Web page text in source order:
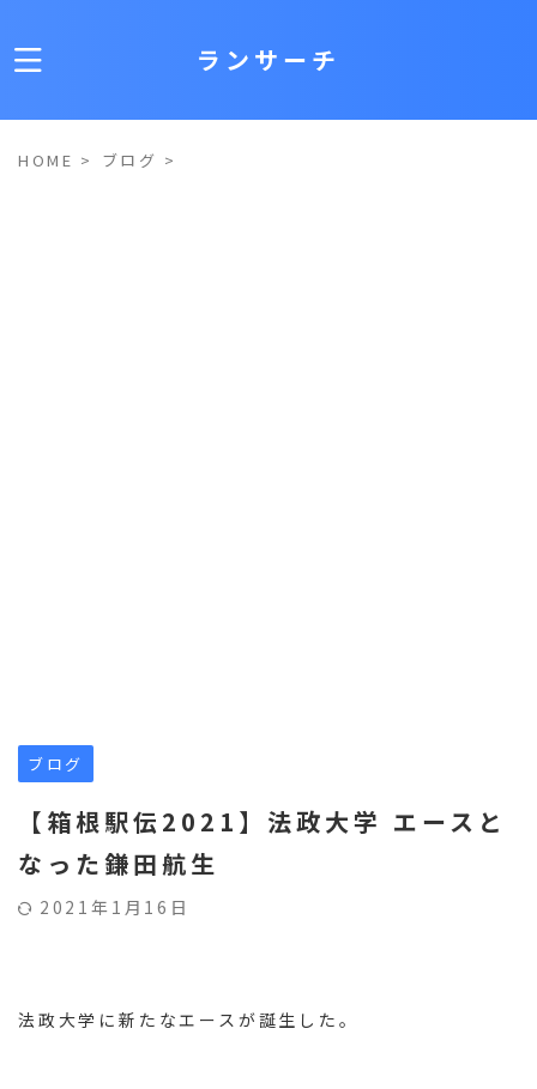
ランサーチ
HOME > ブログ >
ブログ
【箱根駅伝2021】法政大学 エースと
なった鎌田航生
2021年1月16日
法政大学に新たなエースが誕生した。